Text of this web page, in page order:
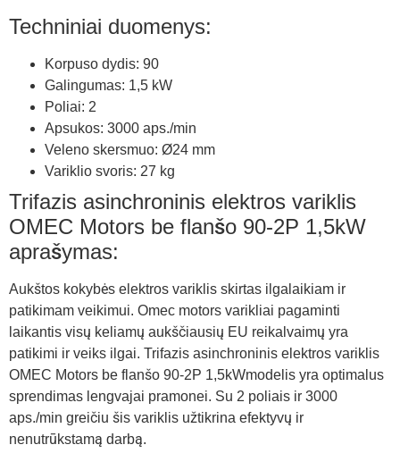
Techniniai duomenys:
Korpuso dydis: 90
Galingumas: 1,5 kW
Poliai: 2
Apsukos: 3000 aps./min
Veleno skersmuo: Ø24 mm
Variklio svoris: 27 kg
Trifazis asinchroninis elektros variklis
OMEC Motors be flanšo 90-2P 1,5kW
aprašymas:
Aukštos kokybės elektros variklis skirtas ilgalaikiam ir
patikimam veikimui. Omec motors varikliai pagaminti
laikantis visų keliamų aukščiausių EU reikalvaimų yra
patikimi ir veiks ilgai. Trifazis asinchroninis elektros variklis
OMEC Motors be flanšo 90-2P 1,5kWmodelis yra optimalus
sprendimas lengvajai pramonei. Su 2 poliais ir 3000
aps./min greičiu šis variklis užtikrina efektyvų ir
nenutrūkstamą darbą.